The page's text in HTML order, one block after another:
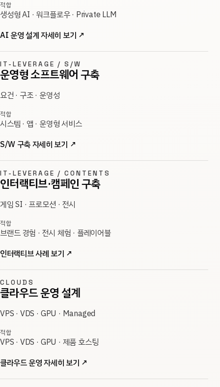
적합
생성형 AI · 워크플로우 · Private LLM
AI 운영 설계 자세히 보기 ↗
IT-LEVERAGE / S/W
운영형 소프트웨어 구축
요건 · 구조 · 운영성
적합
시스템 · 앱 · 운영형 서비스
S/W 구축 자세히 보기 ↗
IT-LEVERAGE / CONTENTS
인터랙티브·캠페인 구축
게임 SI · 프로모션 · 전시
적합
브랜드 경험 · 전시 체험 · 플레이어블
인터랙티브 사례 보기 ↗
CLOUDS
클라우드 운영 설계
VPS · VDS · GPU · Managed
적합
VPS · VDS · GPU · 제품 호스팅
클라우드 운영 자세히 보기 ↗